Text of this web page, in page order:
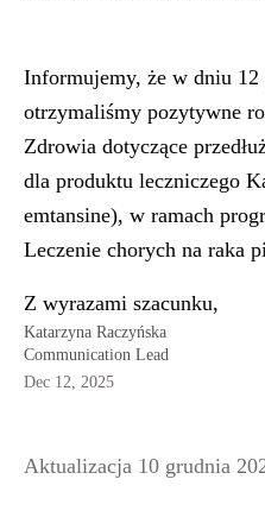
Informujemy, że w dniu 12
otrzymaliśmy pozytywne
Zdrowia dotyczące
dla produktu leczniczego
emtansine), w ramach
Leczenie chorych na raka
Z wyrazami szacunku,
Katarzyna Raczyńska
Communication Lead
Dec 12, 2025
Aktualizacja 10 grudnia